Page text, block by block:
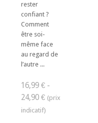
rester
confiant ?
Comment
être soi-
même face
au regard de
l’autre ...
16,99 € -
24,90 €